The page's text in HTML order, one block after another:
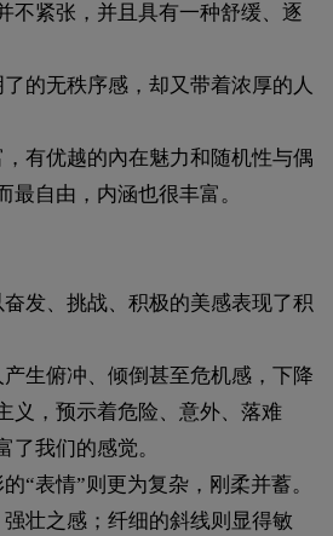
不紧张，并且具有一种舒缓、逐
的无秩序感，却又带着浓厚的人
有优越的內在魅力和随机性与偶
最自由，内涵也很丰富。
发、挑战、积极的美感表现了积
生俯冲、倾倒甚至危机感，下降
义，预示着危险、意外、落难
了我们的感觉。
“表情”则更为复杂，刚柔并蓄。
壮之感；纤细的斜线则显得敏